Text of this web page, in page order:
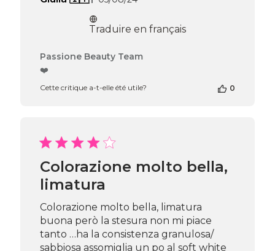
publication
Traduire en français
Commentaires
de
Passione
Beauty
Thu
Apr
16
2026
Passione Beauty Team
❤️
Cette critique a-t-elle été utile? 0
Colorazione molto bella,
limatura
Colorazione molto bella, limatura
buona però la stesura non mi piace
tanto …ha la consistenza granulosa/
sabbiosa assomiglia un po al soft white